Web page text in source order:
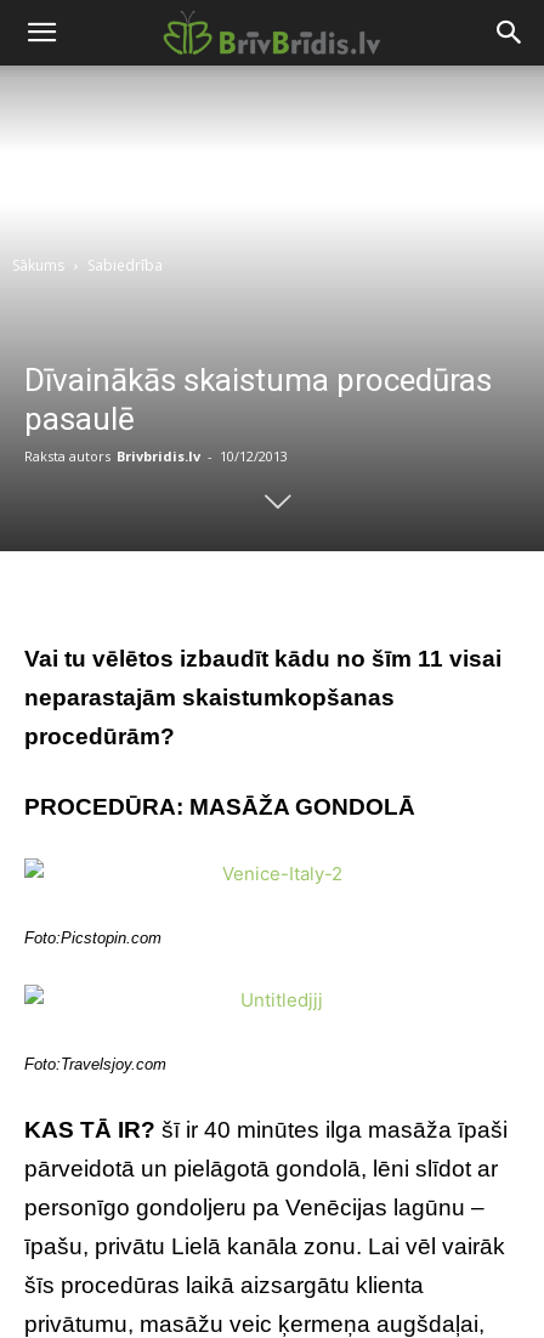
Sākums Sabiedrība
Dīvainākās skaistuma procedūras
pasaulē
Raksta autors Brivbridis.lv - 10/12/2013
Vai tu vēlētos izbaudīt kādu no šīm 11 visai
neparastajām skaistumkopšanas
procedūrām?
PROCEDŪRA: MASĀŽA GONDOLĀ
Foto:Picstopin.com
Foto:Travelsjoy.com
KAS TĀ IR? šī ir 40 minūtes ilga masāža īpaši
pārveidotā un pielāgotā gondolā, lēni slīdot ar
personīgo gondoljeru pa Venēcijas lagūnu –
īpašu, privātu Lielā kanāla zonu. Lai vēl vairāk
šīs procedūras laikā aizsargātu klienta
privātumu, masāžu veic ķermeņa augšdaļai,